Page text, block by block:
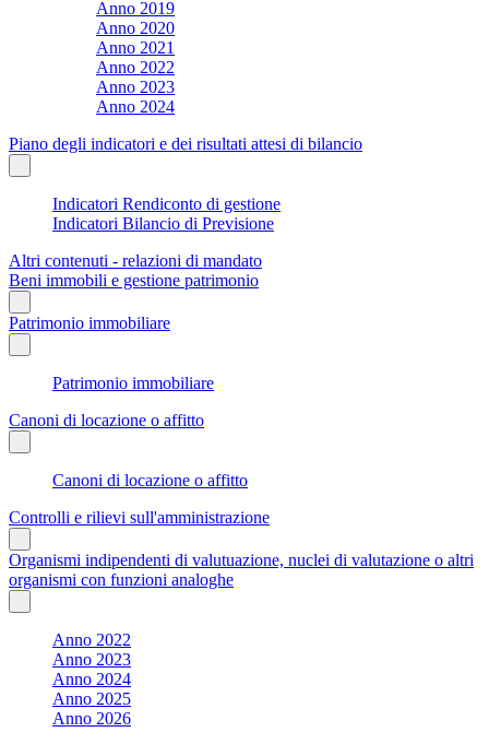
Anno 2019
Anno 2020
Anno 2021
Anno 2022
Anno 2023
Anno 2024
Piano degli indicatori e dei risultati attesi di bilancio
Indicatori Rendiconto di gestione
Indicatori Bilancio di Previsione
Altri contenuti - relazioni di mandato
Beni immobili e gestione patrimonio
Patrimonio immobiliare
Patrimonio immobiliare
Canoni di locazione o affitto
Canoni di locazione o affitto
Controlli e rilievi sull'amministrazione
Organismi indipendenti di valutuazione, nuclei di valutazione o altri
organismi con funzioni analoghe
Anno 2022
Anno 2023
Anno 2024
Anno 2025
Anno 2026